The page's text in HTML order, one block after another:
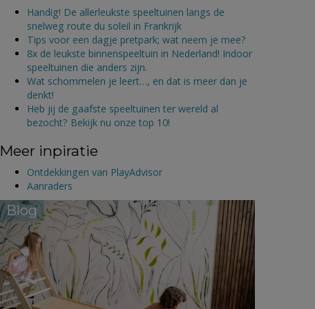
Handig! De allerleukste speeltuinen langs de
snelweg route du soleil in Frankrijk
Tips voor een dagje pretpark; wat neem je mee?
8x de leukste binnenspeeltuin in Nederland! Indoor
speeltuinen die anders zijn.
Wat schommelen je leert…, en dat is meer dan je
denkt!
Heb jij de gaafste speeltuinen ter wereld al
bezocht? Bekijk nu onze top 10!
Meer inpiratie
Ontdekkingen van PlayAdvisor
Aanraders
Blog